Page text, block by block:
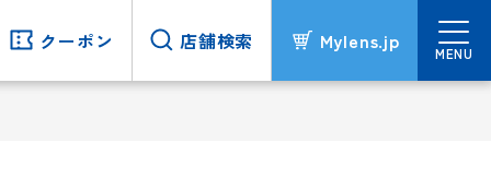
クーポン 店舗検索 Mylens.jp
MENU
クーポン 店舗検索 Mylens.jp
MENU